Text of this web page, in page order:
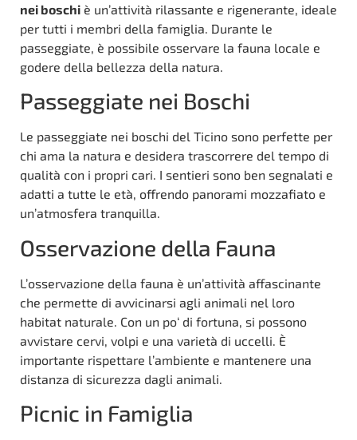
nei boschi è un’attività rilassante e rigenerante, ideale
per tutti i membri della famiglia. Durante le
passeggiate, è possibile osservare la fauna locale e
godere della bellezza della natura.
Passeggiate nei Boschi
Le passeggiate nei boschi del Ticino sono perfette per
chi ama la natura e desidera trascorrere del tempo di
qualità con i propri cari. I sentieri sono ben segnalati e
adatti a tutte le età, offrendo panorami mozzafiato e
un’atmosfera tranquilla.
Osservazione della Fauna
L’osservazione della fauna è un’attività affascinante
che permette di avvicinarsi agli animali nel loro
habitat naturale. Con un po‘ di fortuna, si possono
avvistare cervi, volpi e una varietà di uccelli. È
importante rispettare l’ambiente e mantenere una
distanza di sicurezza dagli animali.
Picnic in Famiglia